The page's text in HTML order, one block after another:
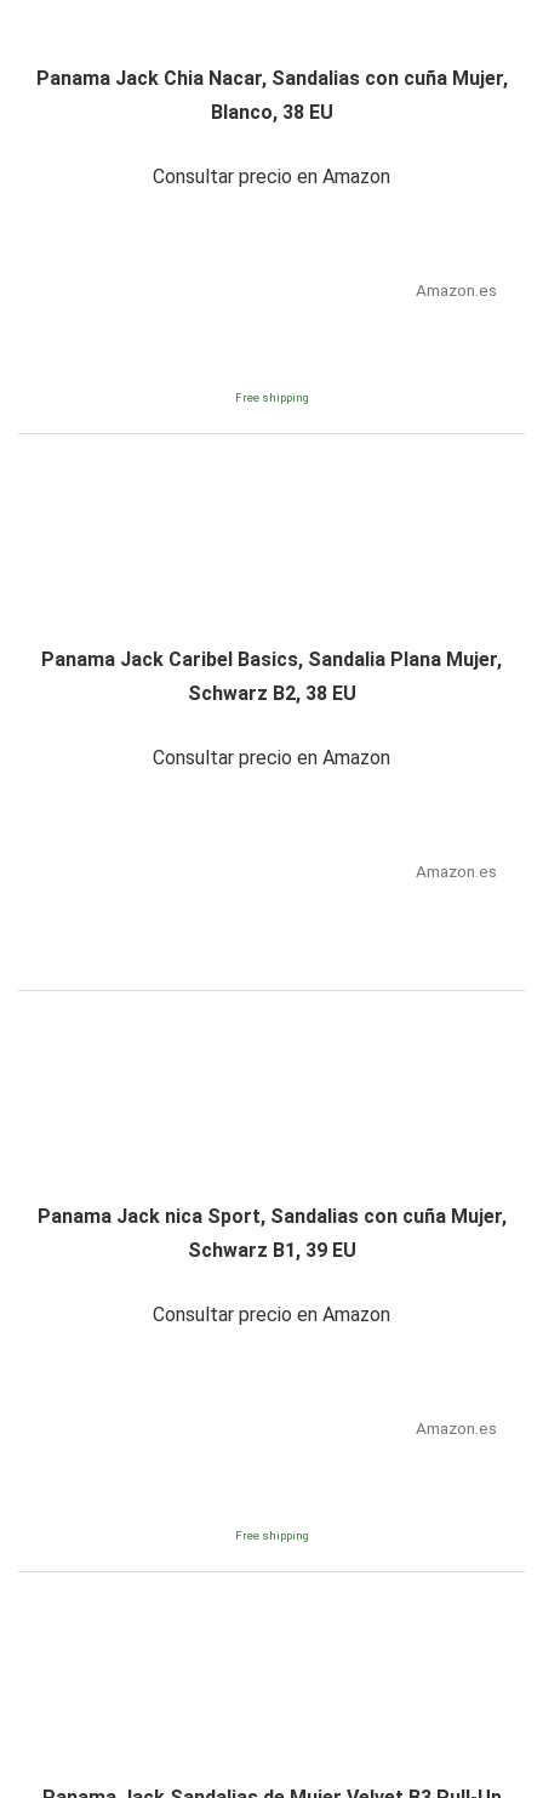
Panama Jack Chia Nacar, Sandalias con cuña Mujer,
Blanco, 38 EU
Consultar precio en Amazon
Amazon.es
Free shipping
Panama Jack Caribel Basics, Sandalia Plana Mujer,
Schwarz B2, 38 EU
Consultar precio en Amazon
Amazon.es
Panama Jack nica Sport, Sandalias con cuña Mujer,
Schwarz B1, 39 EU
Consultar precio en Amazon
Amazon.es
Free shipping